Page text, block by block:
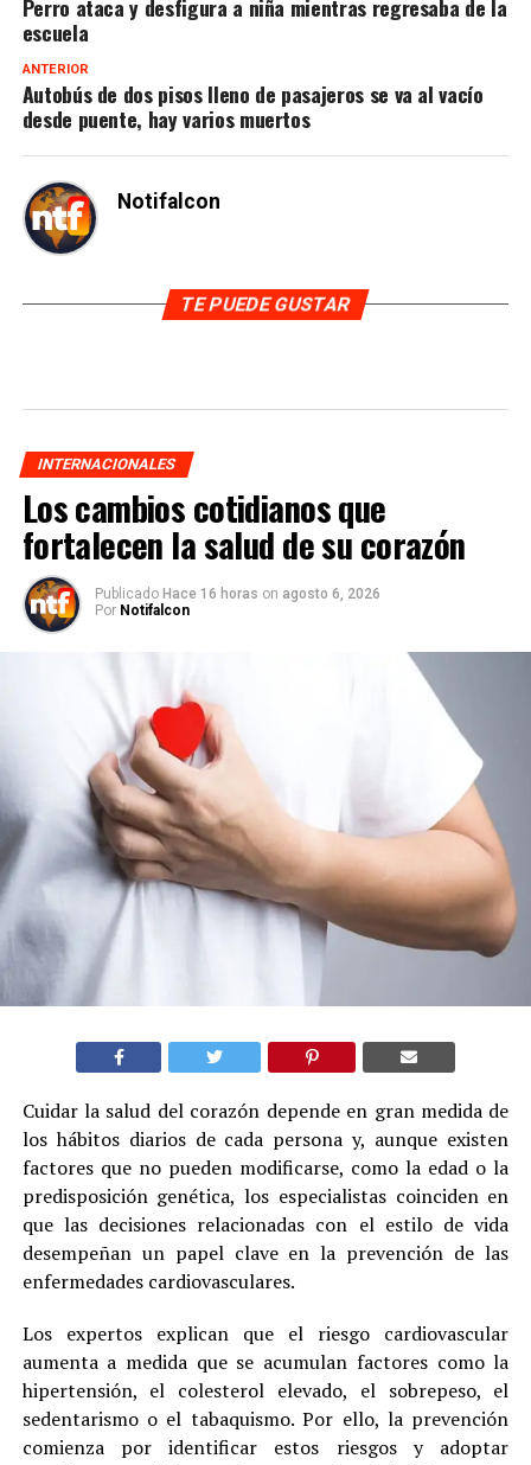
Perro ataca y desfigura a niña mientras regresaba de la
escuela
ANTERIOR
Autobús de dos pisos lleno de pasajeros se va al vacío
desde puente, hay varios muertos
Notifalcon
TE PUEDE GUSTAR
INTERNACIONALES
Los cambios cotidianos que
fortalecen la salud de su corazón
Publicado Hace 16 horas on agosto 6, 2026
Por Notifalcon
Cuidar la salud del corazón depende en gran medida de
los hábitos diarios de cada persona y, aunque existen
factores que no pueden modificarse, como la edad o la
predisposición genética, los especialistas coinciden en
que las decisiones relacionadas con el estilo de vida
desempeñan un papel clave en la prevención de las
enfermedades cardiovasculares.
Los expertos explican que el riesgo cardiovascular
aumenta a medida que se acumulan factores como la
hipertensión, el colesterol elevado, el sobrepeso, el
sedentarismo o el tabaquismo. Por ello, la prevención
comienza por identificar estos riesgos y adoptar